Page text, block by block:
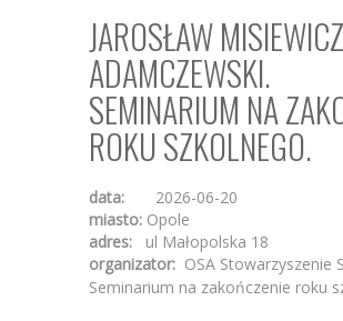
JAROSŁAW
ADAMCZEWSKI.
SEMINARIUM NA
ROKU SZKOLNEGO.
data: 2026-06-20
miasto: Opole
adres: ul Małopolska 18
organizator: OSA Stowarzyszenie
Seminarium na zakończenie roku